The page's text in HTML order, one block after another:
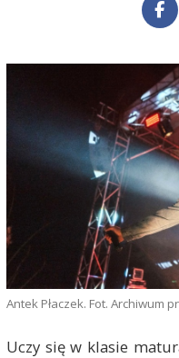
Antek Płaczek. Fot. Archiwum
Uczy się w klasie